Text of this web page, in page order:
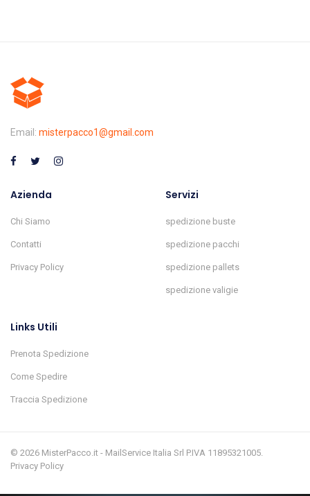
Email: misterpacco1@gmail.com
Azienda
Chi Siamo
Contatti
Privacy Policy
Servizi
spedizione buste
spedizione pacchi
spedizione pallets
spedizione valigie
Links Utili
Prenota Spedizione
Come Spedire
Traccia Spedizione
© 2026 MisterPacco.it - MailService Italia Srl P.IVA 11895321005.
Privacy Policy